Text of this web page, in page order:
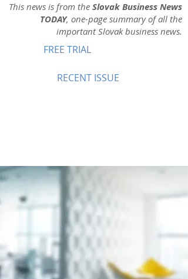
This news is from the Slovak Business News
TODAY, one-page summary of all the
important Slovak business news.
FREE TRIAL
RECENT ISSUE